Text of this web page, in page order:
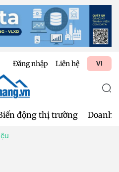
Đăng nhập Liên hệ VI
động thị trường Doanh